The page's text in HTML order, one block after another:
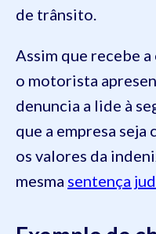
de trânsito.
Assim que recebe
o motorista
denuncia a lide à
que a empresa
os valores da
mesma sentença